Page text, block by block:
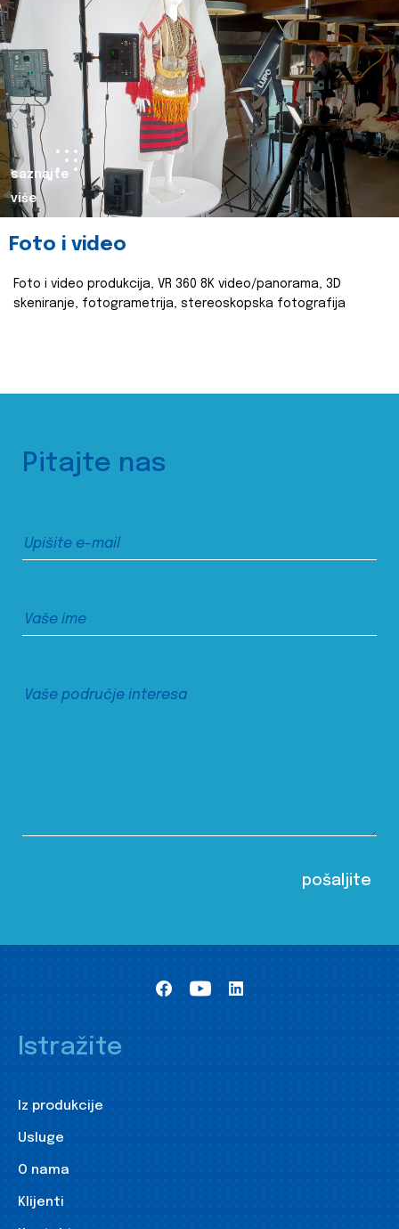
saznajte
više
Foto i video
Foto i video produkcija, VR 360 8K video/panorama, 3D
skeniranje, fotogrametrija, stereoskopska fotografija
Pitajte nas
Istražite
Iz produkcije
Usluge
O nama
Klijenti